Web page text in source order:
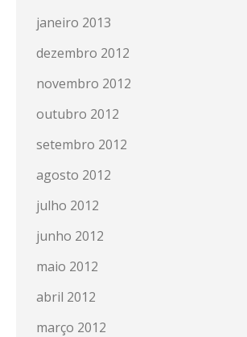
janeiro 2013
dezembro 2012
novembro 2012
outubro 2012
setembro 2012
agosto 2012
julho 2012
junho 2012
maio 2012
abril 2012
março 2012